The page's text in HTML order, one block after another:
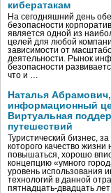
кибератакам
На сегодняшний день
безопасности
является одной из
целей для любой
зависимости от
деятельности. Рынок
безопасности
что и …
Наталья
информационный
Виртуальная
путешествий
Туристический бизнес, за
которого качество
повышаться, хорошо
концепцию «умного
уровень использования
технологий в данной
пятнадцать-двадцать лет